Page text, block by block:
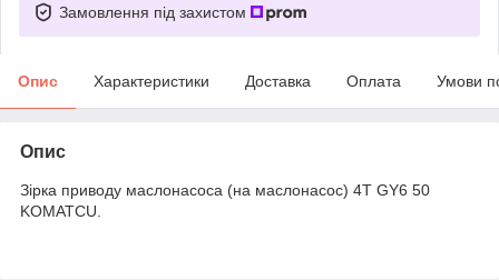
Замовлення під захистом
Опис Характеристики Доставка Оплата Умови
Опис
Зірка приводу маслонасоса (на маслонасос) 4T GY6 50
KOMATCU.